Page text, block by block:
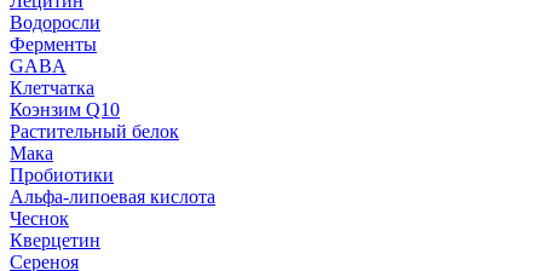
Водоросли
Ферменты
GABA
Клетчатка
Коэнзим Q10
Растительный белок
Мака
Пробиотики
Альфа-липоевая кислота
Чеснок
Кверцетин
Сереноя